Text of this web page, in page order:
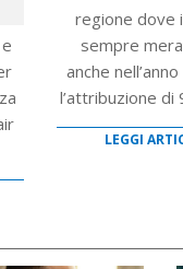
regione dove
sempre
anche
l’attribuzione di
LEGGI